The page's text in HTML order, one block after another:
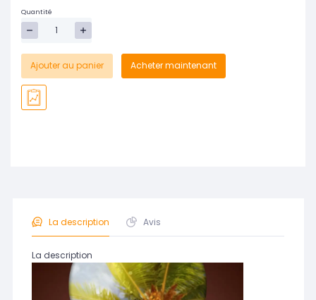
Quantité
Ajouter au panier Acheter maintenant
La description Avis
La description